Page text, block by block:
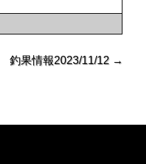
釣果情報2023/11/12→